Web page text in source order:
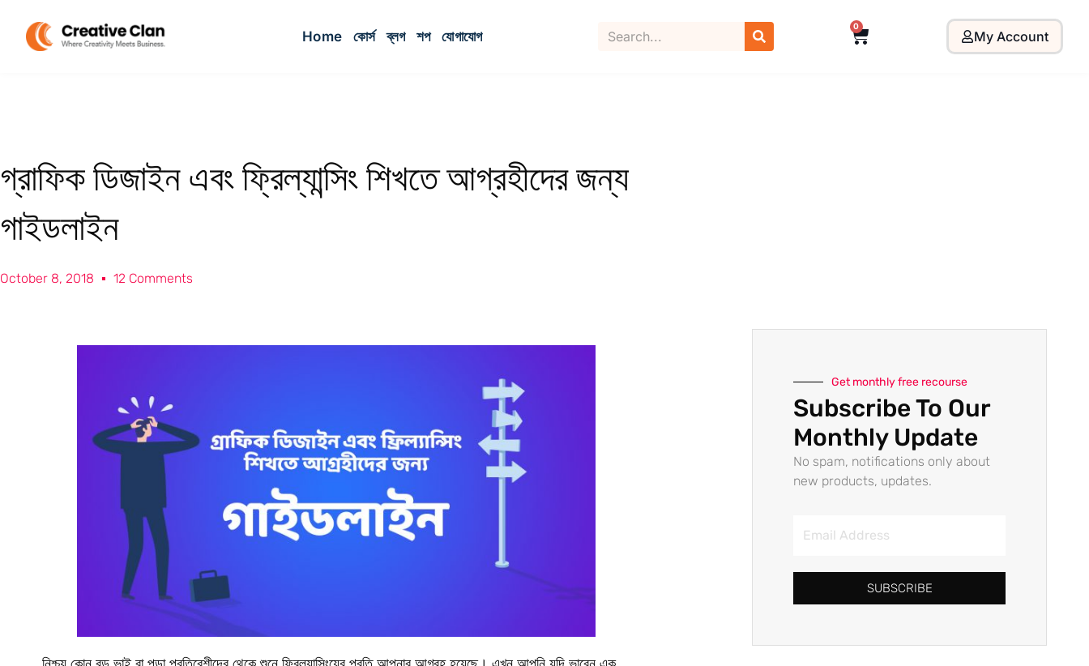
Home কোর্স ব্লগ শপ যোগাযোগ
0
My Account
গ্রাফিক ডিজাইন এবং ফ্রিল্যান্সিং শিখতে আগ্রহীদের জন্য
গাইডলাইন
October 8, 2018 12 Comments
Get monthly free recourse
Subscribe To Our
Monthly Update
No spam, notifications only about
new products, updates.
SUBSCRIBE